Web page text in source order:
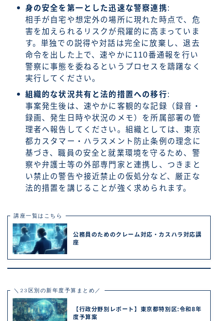
身の安全を第一とした迅速な警察連携:
相手が自宅や想定外の場所に現れた時点で、危
害を加えられるリスクが飛躍的に高まっていま
す。単独での説得や対話は完全に放棄し、退去
命令を出した上で、速やかに110番通報を行い
警察に事態を委ねるというプロセスを躊躇なく
実行してください。
組織的な状況共有と法的措置への移行:
事案発生後は、速やかに客観的な記録（録音・
録画、発生日時や状況のメモ）を所属部署の管
理者へ報告してください。組織としては、東京
都カスタマー・ハラスメント防止条例の理念に
基づき、職員の安全と就業環境を守るため、警
察や弁護士等の外部専門家と連携し、つきまと
い禁止の警告や接近禁止の仮処分など、厳正な
法的措置を講じることが強く求められます。
講座一覧はこちら
公務員のためのクレーム対応・カスハラ対応講
座
＼23区別の新年度予算まとめ／
【行政分野別レポート】東京都特別区:令和8年
度予算案